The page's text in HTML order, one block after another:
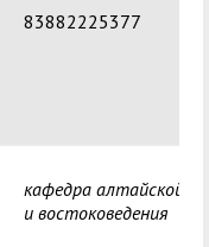
ГАГУ
обучающимся
83882225377
кафедра алтайской
и востоковедения